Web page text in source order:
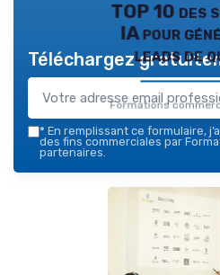
TOP 10 des
IA pour
leads de
Formations
Téléchargez
* En remplissant ce formulaire,
des fins commerciales par
partenaires.